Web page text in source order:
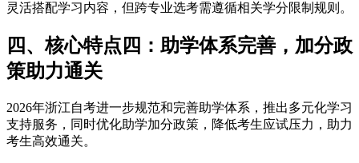
灵活搭配学习内容，但跨专业选考需遵循相关学分限制规则。
四、核心特点四：助学体系完善，加分政
策助力通关
2026年浙江自考进一步规范和完善助学体系，推出多元化学习
支持服务，同时优化助学加分政策，降低考生应试压力，助力
考生高效通关。